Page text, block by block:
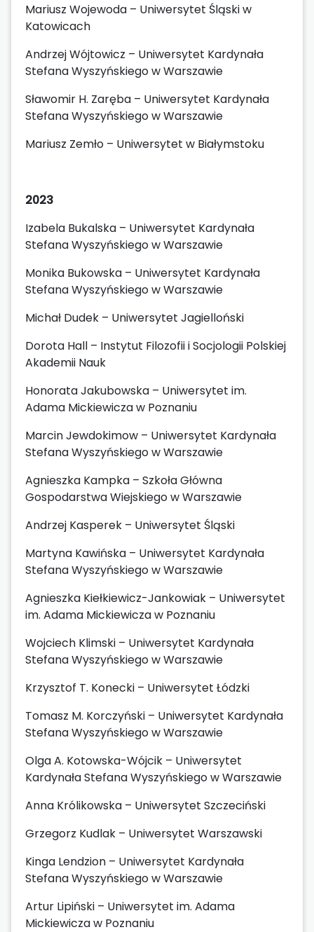
Mariusz Wojewoda – Uniwersytet Śląski w
Katowicach
Andrzej Wójtowicz – Uniwersytet Kardynała
Stefana Wyszyńskiego w Warszawie
Sławomir H. Zaręba – Uniwersytet Kardynała
Stefana Wyszyńskiego w Warszawie
Mariusz Zemło – Uniwersytet w Białymstoku
2023
Izabela Bukalska – Uniwersytet Kardynała
Stefana Wyszyńskiego w Warszawie
Monika Bukowska – Uniwersytet Kardynała
Stefana Wyszyńskiego w Warszawie
Michał Dudek – Uniwersytet Jagielloński
Dorota Hall – Instytut Filozofii i Socjologii Polskiej
Akademii Nauk
Honorata Jakubowska – Uniwersytet im.
Adama Mickiewicza w Poznaniu
Marcin Jewdokimow – Uniwersytet Kardynała
Stefana Wyszyńskiego w Warszawie
Agnieszka Kampka – Szkoła Główna
Gospodarstwa Wiejskiego w Warszawie
Andrzej Kasperek – Uniwersytet Śląski
Martyna Kawińska – Uniwersytet Kardynała
Stefana Wyszyńskiego w Warszawie
Agnieszka Kiełkiewicz-Jankowiak – Uniwersytet
im. Adama Mickiewicza w Poznaniu
Wojciech Klimski – Uniwersytet Kardynała
Stefana Wyszyńskiego w Warszawie
Krzysztof T. Konecki – Uniwersytet Łódzki
Tomasz M. Korczyński – Uniwersytet Kardynała
Stefana Wyszyńskiego w Warszawie
Olga A. Kotowska-Wójcik – Uniwersytet
Kardynała Stefana Wyszyńskiego w Warszawie
Anna Królikowska – Uniwersytet Szczeciński
Grzegorz Kudlak – Uniwersytet Warszawski
Kinga Lendzion – Uniwersytet Kardynała
Stefana Wyszyńskiego w Warszawie
Artur Lipiński – Uniwersytet im. Adama
Mickiewicza w Poznaniu